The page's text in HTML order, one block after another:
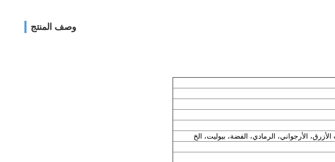
وصف المنتج
الأزرق، الأرجواني، الرمادي، الفضة، بيوليت، الخ